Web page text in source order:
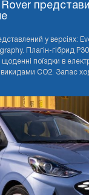
Rover
у версіях:
Плагін-гібрид
поїздки в
викидами CO2. Запас